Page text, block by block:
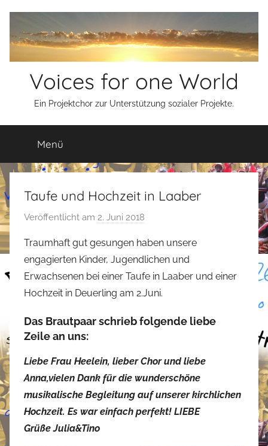
springen
Voices for one World
Ein Projektchor zur Unterstützung sozialer Projekte.
Menü
Taufe und Hochzeit in Laaber
Veröffentlicht am 2. Juni 2018
n
s
t
e
a
o
Traumhaft gut gesungen haben unsere
engagierten Kinder, Jugendlichen und
Erwachsenen bei einer Taufe in Laaber und einer
Hochzeit in Deuerling am 2.Juni.
Das Brautpaar schrieb folgende liebe
Zeile an uns:
Liebe Frau Heelein, lieber Chor und liebe
Anna,vielen Dank für die wunderschöne
musikalische Begleitung auf unserer kirchlichen
Hochzeit. Es war einfach perfekt! LIEBE
GrüßeJulia&Tino